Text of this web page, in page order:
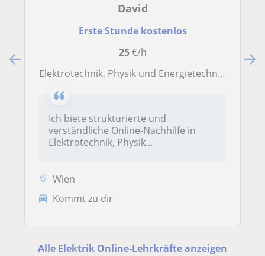
David
Erste Stunde kostenlos
25€/h
Elektrotechnik, Physik und Energietechnik Nachhilfe | AHS, HTL, FH | Matura & Prüfungen
Ich biete strukturierte und
verständliche Online-Nachhilfe in
Elektrotechnik, Physik...
Wien
Kommt zu dir
Alle Elektrik Online-Lehrkräfte anzeigen